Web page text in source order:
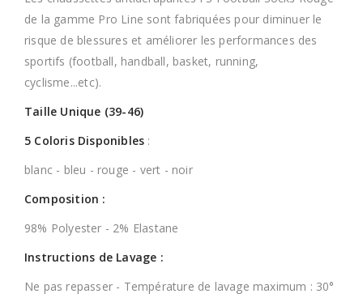
de la gamme Pro Line sont fabriquées pour diminuer le
risque de blessures et améliorer les performances des
sportifs (football, handball, basket, running,
cyclisme...etc).
Taille Unique (39-46)
5 Coloris Disponibles :
blanc - bleu - rouge - vert - noir
Composition :
98% Polyester - 2% Elastane
Instructions de Lavage :
Ne pas repasser - Température de lavage maximum : 30°